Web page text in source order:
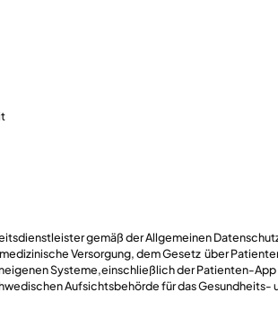
gemäß der Allgemeinen
Versorgung, dem Gesetz über
Systeme,einschließlich der Patienten-
Aufsichtsbehörde für das Gesundheits-